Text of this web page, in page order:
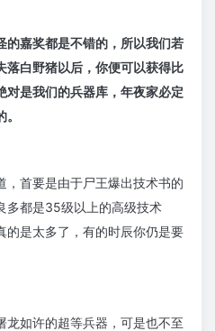
的嘉奖都是不错的，所以我们若
落白野猪以后，你便可以获得比
对是我们的兵器库，年夜家必定
，首要是由于尸王爆出技术书的
多都是35级以上的高级技术
的是太多了，有的时辰你仍是要
龙如许的超等兵器，可是也不至